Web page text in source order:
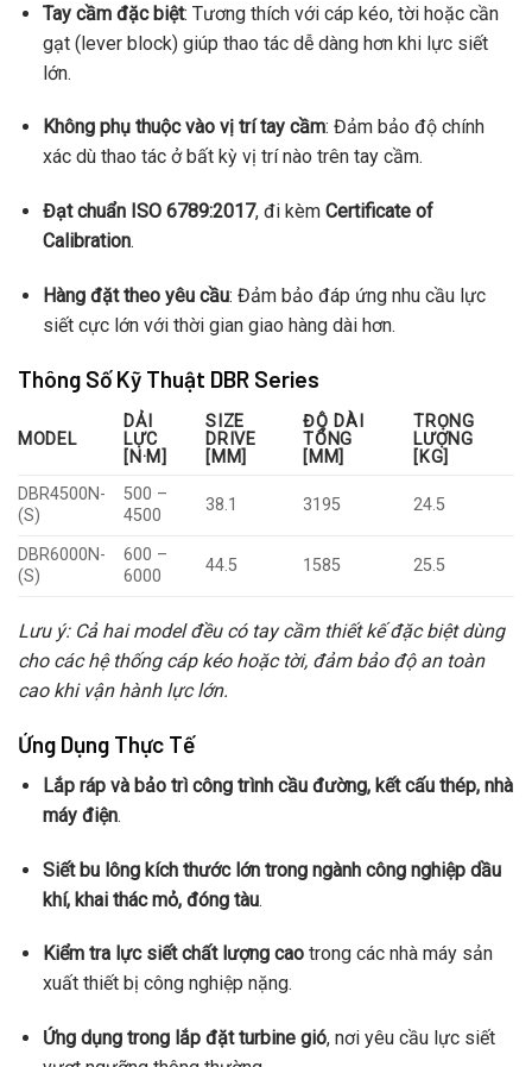
Tay cầm đặc biệt: Tương thích với cáp kéo, tời hoặc cần
gạt (lever block) giúp thao tác dễ dàng hơn khi lực siết
lớn.
Không phụ thuộc vào vị trí tay cầm: Đảm bảo độ chính
xác dù thao tác ở bất kỳ vị trí nào trên tay cầm.
Đạt chuẩn ISO 6789:2017, đi kèm Certificate of
Calibration.
Hàng đặt theo yêu cầu: Đảm bảo đáp ứng nhu cầu lực
siết cực lớn với thời gian giao hàng dài hơn.
Thông Số Kỹ Thuật DBR Series
MODEL
DẢI
LỰC
[N·M]
SIZE
DRIVE
[MM]
ĐỘ DÀI
TỔNG
[MM]
TRỌNG
LƯỢNG
[KG]
DBR4500N-
(S)
500 –
4500
38.1 3195 24.5
DBR6000N-
(S)
600 –
6000
44.5 1585 25.5
Lưu ý: Cả hai model đều có tay cầm thiết kế đặc biệt dùng
cho các hệ thống cáp kéo hoặc tời, đảm bảo độ an toàn
cao khi vận hành lực lớn.
Ứng Dụng Thực Tế
Lắp ráp và bảo trì công trình cầu đường, kết cấu thép, nhà
máy điện.
Siết bu lông kích thước lớn trong ngành công nghiệp dầu
khí, khai thác mỏ, đóng tàu.
Kiểm tra lực siết chất lượng caotrong các nhà máy sản
xuất thiết bị công nghiệp nặng.
Ứng dụng trong lắp đặt turbine gió, nơi yêu cầu lực siết